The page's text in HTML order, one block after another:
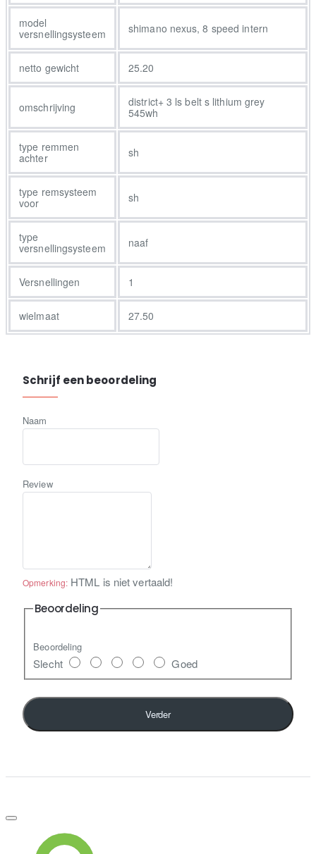
en is nagenoeg onderhoudsvrij. - Het Intuvia-display is centraal
op het stuur gemonteerd voor eenvoudige toegang tot alle
ritinformatie en bedieningsknoppen Upgrade je pedalen om meer
contactpunten waar je je fiets aanraakt. Hoewel er op deze fiets
waardoor je prettiger rijdt. Bekijk de pedalen-gids en vind de
beste pedalen voor jouw rijstijl. We raden platte pedalen aan voor
simpele veelzijdigheid.<br><br>
model
versnellingsysteem
shimano nexus, 8 speed intern
netto gewicht 25.20
omschrijving
district+ 3 ls belt s lithium grey
545wh
type remmen
achter
sh
type remsysteem
voor
sh
type
versnellingsysteem
naaf
Versnellingen 1
wielmaat 27.50
Schrijf een beoordeling
Naam
Review
Opmerking: HTML is niet vertaald!
Beoordeling
Beoordeling
Slecht Goed
Verder